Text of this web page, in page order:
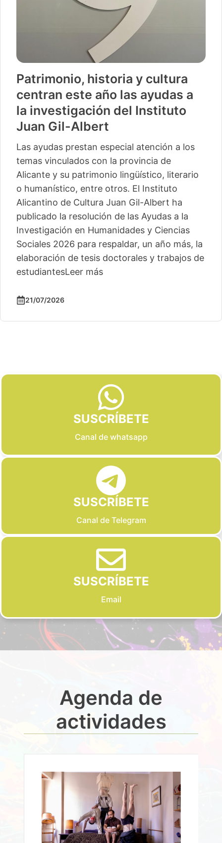
Patrimonio, historia y cultura
centran este año las ayudas a
la investigación del Instituto
Juan Gil-Albert
Las ayudas prestan especial atención a los
temas vinculados con la provincia de
Alicante y su patrimonio lingüístico, literario
o humanístico, entre otros. El Instituto
Alicantino de Cultura Juan Gil-Albert ha
publicado la resolución de las Ayudas a la
Investigación en Humanidades y Ciencias
Sociales 2026 para respaldar, un año más, la
elaboración de tesis doctorales y trabajos de
estudiantesLeer más
21/07/2026
SUSCRÍBETE
Canal de whatsapp
SUSCRÍBETE
Canal de Telegram
SUSCRÍBETE
Email
Agenda de
actividades